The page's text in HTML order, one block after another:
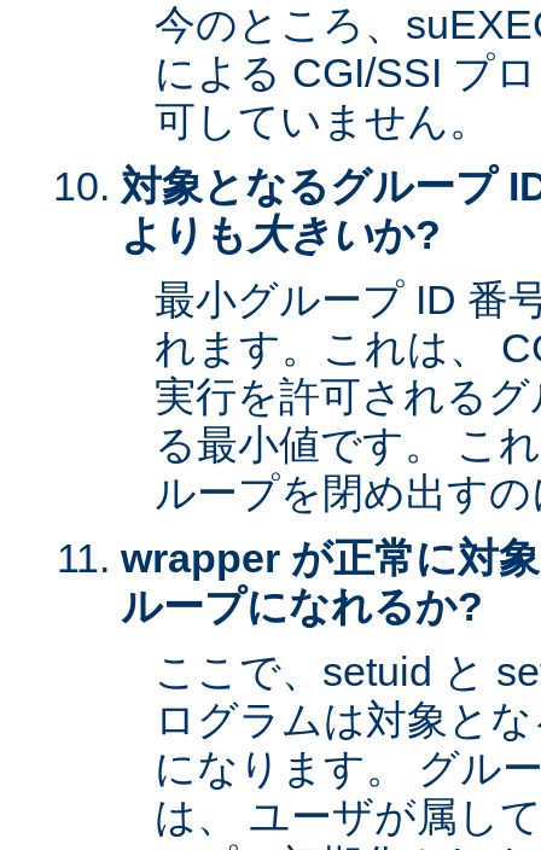
今のところ、
による CGI/SSI プ
可していません。
対象となるグループ
よりも 大きいか?
最小グループ ID 番
れます。これは、
実行を許可される
る最小値です。 こ
ループを閉め出す
wrapper が正常に対
ループになれるか?
ここで、setuid と
ログラムは対象と
になります。 グル
は、 ユーザが属し